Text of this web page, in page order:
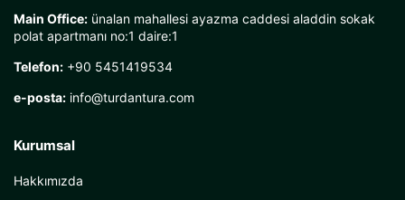
Main Office: ünalan mahallesi ayazma caddesi aladdin sokak
polat apartmanı no:1 daire:1
Telefon: +90 5451419534
e-posta: info@turdantura.com
Kurumsal
Hakkımızda